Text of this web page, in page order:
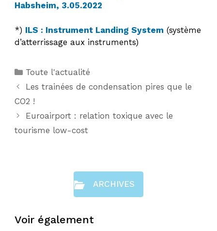
Habsheim, 3.05.2022
*) ILS : Instrument Landing System (système
d’atterrissage aux instruments)
Catégories
Toute l'actualité
Les trainées de condensation pires que le
CO2 !
Euroairport : relation toxique avec le
tourisme low-cost
ARCHIVES
Voir également